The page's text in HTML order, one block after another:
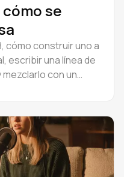
se
cómo construir uno a
escribir una línea de
con un